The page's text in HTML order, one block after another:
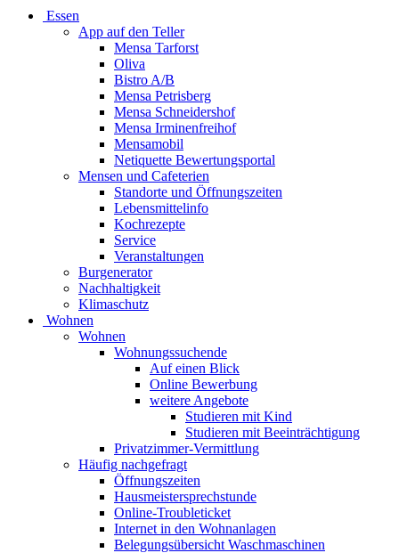
Essen
App auf den Teller
Mensa Tarforst
Oliva
Bistro A/B
Mensa Petrisberg
Mensa Schneidershof
Mensa Irminenfreihof
Mensamobil
Netiquette Bewertungsportal
Mensen und Cafeterien
Standorte und Öffnungszeiten
Lebensmittelinfo
Kochrezepte
Service
Veranstaltungen
Burgenerator
Nachhaltigkeit
Klimaschutz
Wohnen
Wohnen
Wohnungssuchende
Auf einen Blick
Online Bewerbung
weitere Angebote
Studieren mit Kind
Studieren mit Beeinträchtigung
Privatzimmer-Vermittlung
Häufig nachgefragt
Öffnungszeiten
Hausmeistersprechstunde
Online-Troubleticket
Internet in den Wohnanlagen
Belegungsübersicht Waschmaschinen